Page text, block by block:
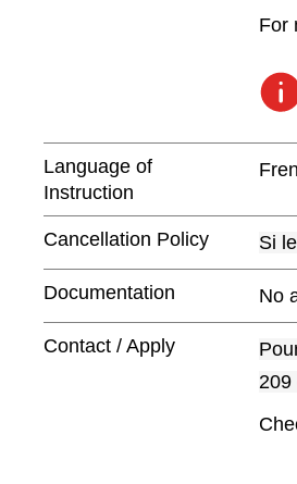
For
Language of
Instruction
Cancellation Policy Si
Documentation No
Contact / Apply
209